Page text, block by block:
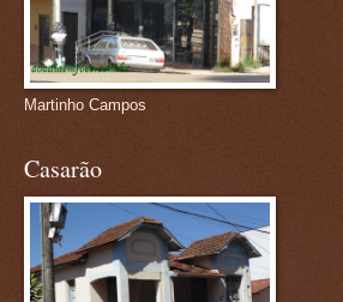
Martinho Campos
Casarão